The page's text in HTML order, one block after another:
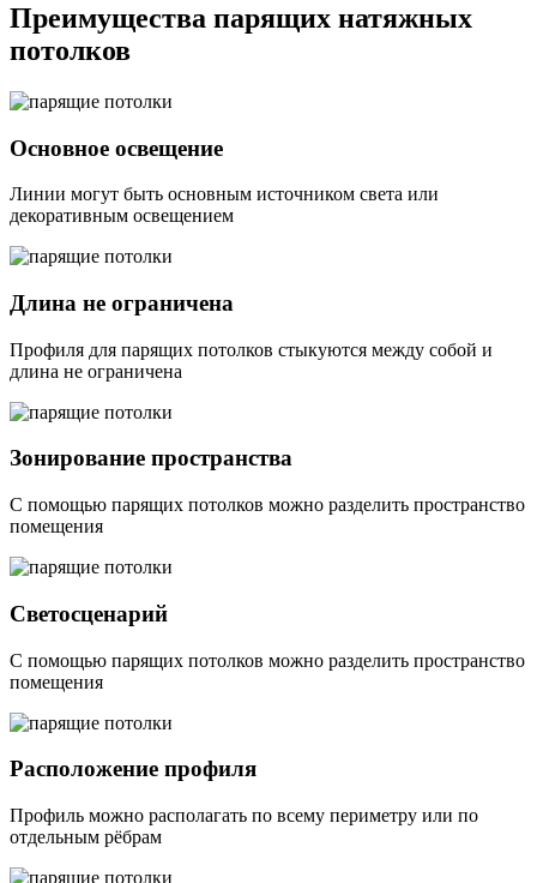
Преимущества парящих натяжных
потолков
Основное освещение
Линии могут быть основным источником света или
декоративным освещением
Длина не ограничена
Профиля для парящих потолков стыкуются между собой и
длина не ограничена
Зонирование пространства
С помощью парящих потолков можно разделить пространство
помещения
Светосценарий
С помощью парящих потолков можно разделить пространство
помещения
Расположение профиля
Профиль можно располагать по всему периметру или по
отдельным рёбрам